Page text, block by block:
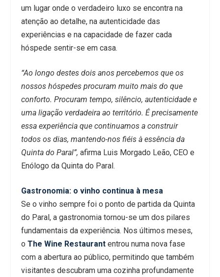
um lugar onde o verdadeiro luxo se encontra na
atenção ao detalhe, na autenticidade das
experiências e na capacidade de fazer cada
hóspede sentir-se em casa.
“Ao longo destes dois anos percebemos que os
nossos hóspedes procuram muito mais do que
conforto. Procuram tempo, silêncio, autenticidade e
uma ligação verdadeira ao território. É precisamente
essa experiência que continuamos a construir
todos os dias, mantendo-nos fiéis à essência da
Quinta do Paral”, afirma Luis Morgado Leão, CEO e
Enólogo da Quinta do Paral.
Gastronomia: o vinho continua à mesa
Se o vinho sempre foi o ponto de partida da Quinta
do Paral, a gastronomia tornou-se um dos pilares
fundamentais da experiência. Nos últimos meses,
o The Wine Restaurantentrou numa nova fase
com a abertura ao público, permitindo que também
visitantes descubram uma cozinha profundamente